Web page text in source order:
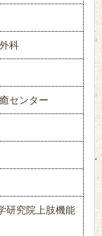
科
センター
研究院上肢機能